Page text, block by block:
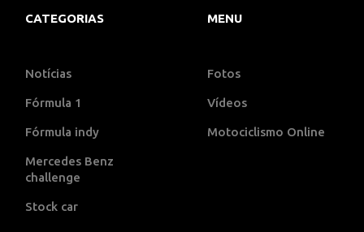
CATEGORIAS
Notícias
Fórmula 1
Fórmula indy
Mercedes Benz
challenge
Stock car
MENU
Fotos
Vídeos
Motociclismo Online